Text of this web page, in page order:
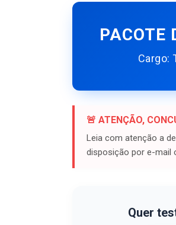
PACOTE
Cargo:
🚨 ATENÇÃO,
Leia com atenção a
disposição por e-mail
Quer